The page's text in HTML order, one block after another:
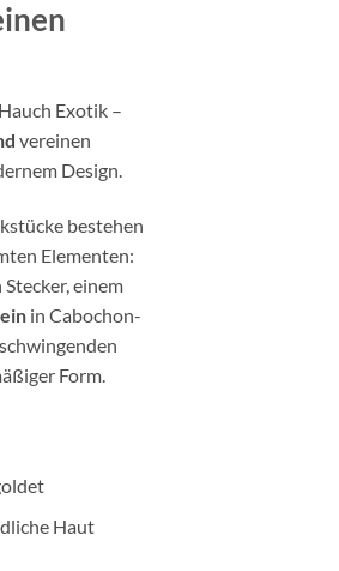
Exotik –
vereinen
Design.
bestehen
Elementen:
einem
in Cabochon-
Form.
Haut